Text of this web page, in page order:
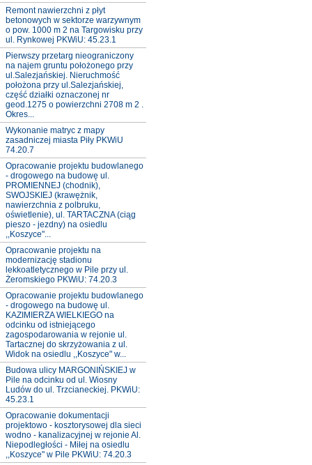
Remont nawierzchni z płyt
betonowych w sektorze warzywnym
o pow. 1000 m 2 na Targowisku przy
ul. Rynkowej PKWiU: 45.23.1
Pierwszy przetarg nieograniczony
na najem gruntu położonego przy
ul.Salezjańskiej. Nieruchmość
położona przy ul.Salezjańskiej,
część działki oznaczonej nr
geod.1275 o powierzchni 2708 m 2 .
Okres...
Wykonanie matryc z mapy
zasadniczej miasta Piły PKWiU
74.20.7
Opracowanie projektu budowlanego
- drogowego na budowę ul.
PROMIENNEJ (chodnik),
SWOJSKIEJ (krawężnik,
nawierzchnia z polbruku,
oświetlenie), ul. TARTACZNA (ciąg
pieszo - jezdny) na osiedlu
,,Koszyce"...
Opracowanie projektu na
modernizację stadionu
lekkoatletycznego w Pile przy ul.
Żeromskiego PKWiU: 74.20.3
Opracowanie projektu budowlanego
- drogowego na budowę ul.
KAZIMIERZA WIELKIEGO na
odcinku od istniejącego
zagospodarowania w rejonie ul.
Tartacznej do skrzyżowania z ul.
Widok na osiedlu ,,Koszyce" w...
Budowa ulicy MARGONIŃSKIEJ w
Pile na odcinku od ul. Wiosny
Ludów do ul. Trzcianeckiej. PKWiU:
45.23.1
Opracowanie dokumentacji
projektowo - kosztorysowej dla sieci
wodno - kanalizacyjnej w rejonie Al.
Niepodległości - Miłej na osiedlu
,,Koszyce" w Pile PKWiU: 74.20.3